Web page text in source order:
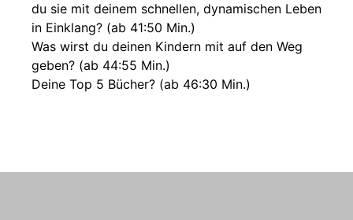
du sie mit deinem schnellen, dynamischen Leben
in Einklang? (ab 41:50 Min.)
Was wirst du deinen Kindern mit auf den Weg
geben? (ab 44:55 Min.)
Deine Top 5 Bücher? (ab 46:30 Min.)